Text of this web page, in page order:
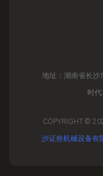
地址：湖南省长沙
时
COPYRIGHT ©
沙证拴机械设备有